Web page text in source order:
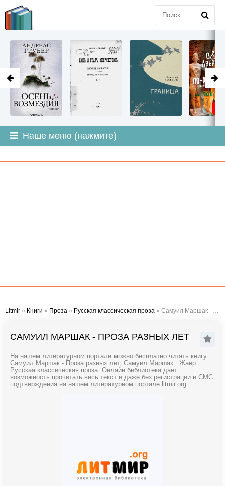
Наше меню (нажмите)
Litmir » Книги » Проза » Русская классическая проза » Самуил Маршак - Проза разных лет
САМУИЛ МАРШАК - ПРОЗА РАЗНЫХ ЛЕТ
На нашем литературном портале можно бесплатно читать книгу
Самуил Маршак - Проза разных лет, Самуил Маршак . Жанр:
Русская классическая проза. Онлайн библиотека дает
возможность прочитать весь текст и даже без регистрации и СМС
подтверждения на нашем литературном портале litmir.org.
LITMIR.ORG